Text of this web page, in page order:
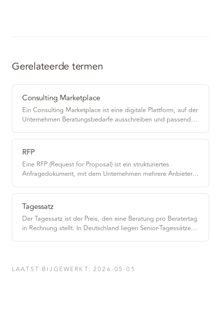
Gerelateerde termen
Consulting Marketplace
Ein Consulting Marketplace ist eine digitale Plattform, auf der
Unternehmen Beratungsbedarfe ausschreiben und passende
Tagessätzen und vorqualifizierten Anbietern.
RFP
Eine RFP (Request for Proposal) ist ein strukturiertes
Anfragedokument, mit dem Unternehmen mehrere Anbieter
vier bis sechs Seiten, mit klar definiertem Bedarf, Scope,
Pricing-Vorlage und Bewertungs-Kriterien.
Tagessatz
Der Tagessatz ist der Preis, den eine Beratung pro Beratertag
in Rechnung stellt. In Deutschland liegen Senior-Tagessätze
Projektart.
LAATST BIJGEWERKT:2026-05-05